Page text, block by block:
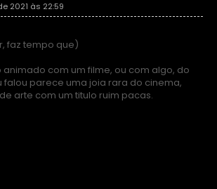
2021 às 22:59
faz tempo que)
animado com um filme, ou com algo, do
falou parece uma joia rara do cinema,
arte com um titulo ruim pacas.